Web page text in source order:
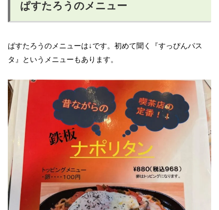
ぱすたろうのメニュー
ぱすたろうのメニューは↓です。初めて聞く『すっぴんパス
タ』というメニューもあります。